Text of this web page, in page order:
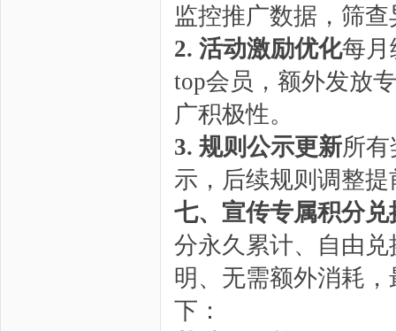
监控推广数据，筛
2. 活动激励优化每月
top会员，额外发放
广积极性。
3. 规则公示更新所
示，后续规则调整
七、宣传专属积分兑
分永久累计、自由
明、无需额外消耗
下：